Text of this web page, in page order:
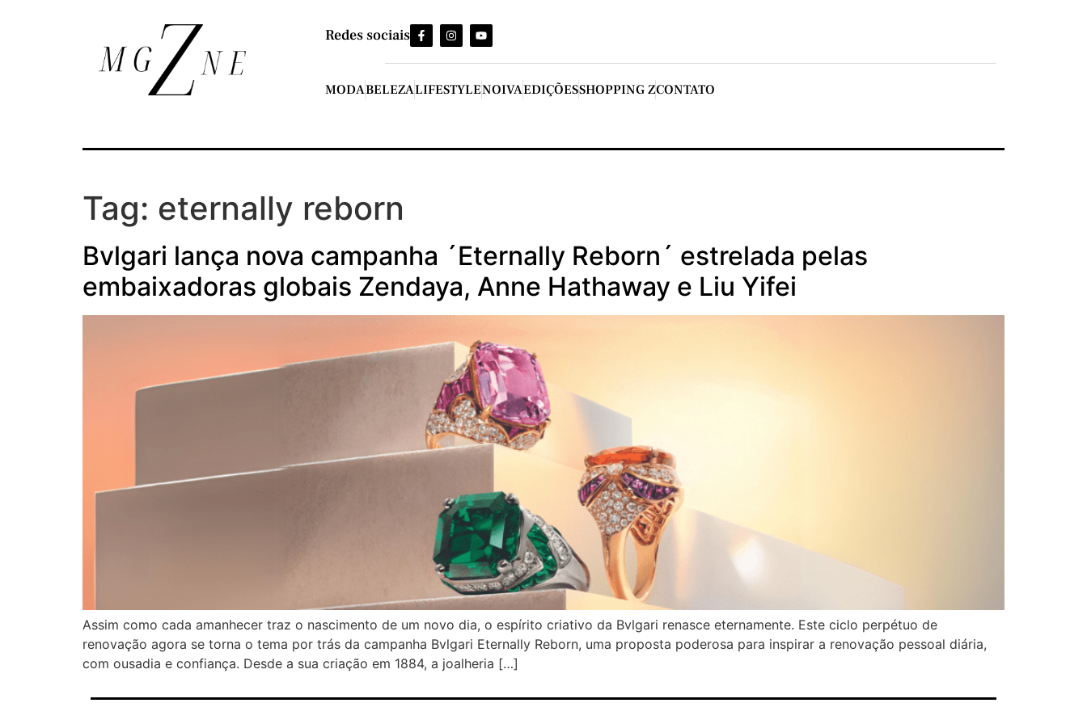
Redes sociais
MODABELEZALIFESTYLENOIVAEDIÇÕESSHOPPING ZCONTATO
Tag: eternally reborn
Bvlgari lança nova campanha ´Eternally Reborn´ estrelada pelas
embaixadoras globais Zendaya, Anne Hathaway e Liu Yifei
Assim como cada amanhecer traz o nascimento de um novo dia, o espírito criativo da Bvlgari renasce eternamente. Este ciclo perpétuo de
renovação agora se torna o tema por trás da campanha Bvlgari Eternally Reborn, uma proposta poderosa para inspirar a renovação pessoal diária,
com ousadia e confiança. Desde a sua criação em 1884, a joalheria […]